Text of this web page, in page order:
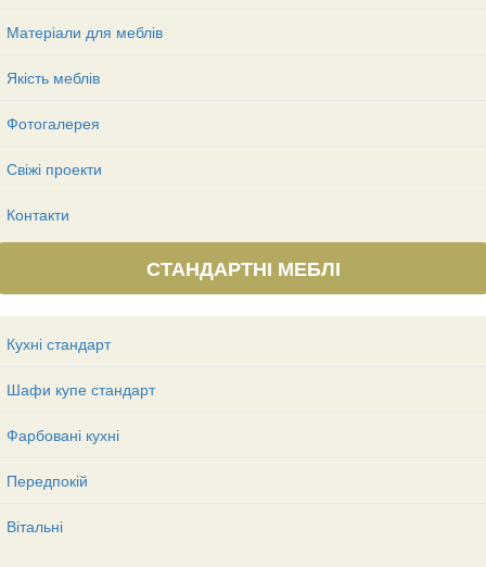
Матеріали для меблів
Якість меблів
Фотогалерея
Свіжі проекти
Контакти
СТАНДАРТНІ МЕБЛІ
Кухні стандарт
Шафи купе стандарт
Фарбовані кухні
Передпокій
Вітальні